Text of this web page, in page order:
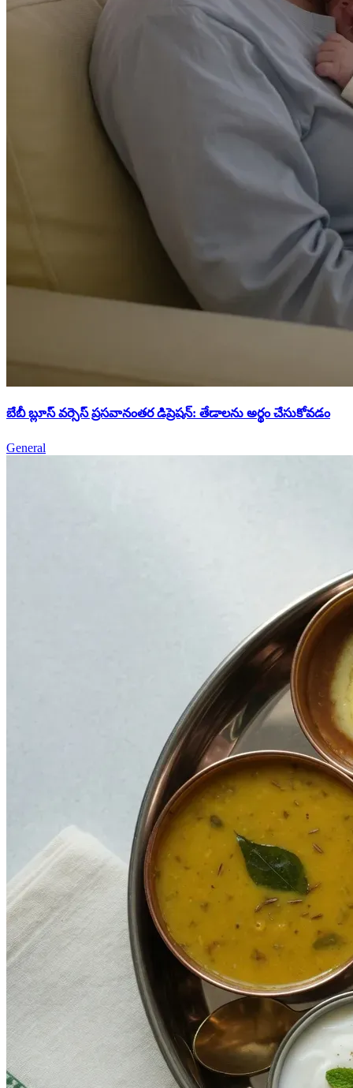
బేబీ బ్లూస్ వర్సెస్ ప్రసవానంతర డిప్రెషన్: తేడాలను అర్థం చేసుకోవడం
General